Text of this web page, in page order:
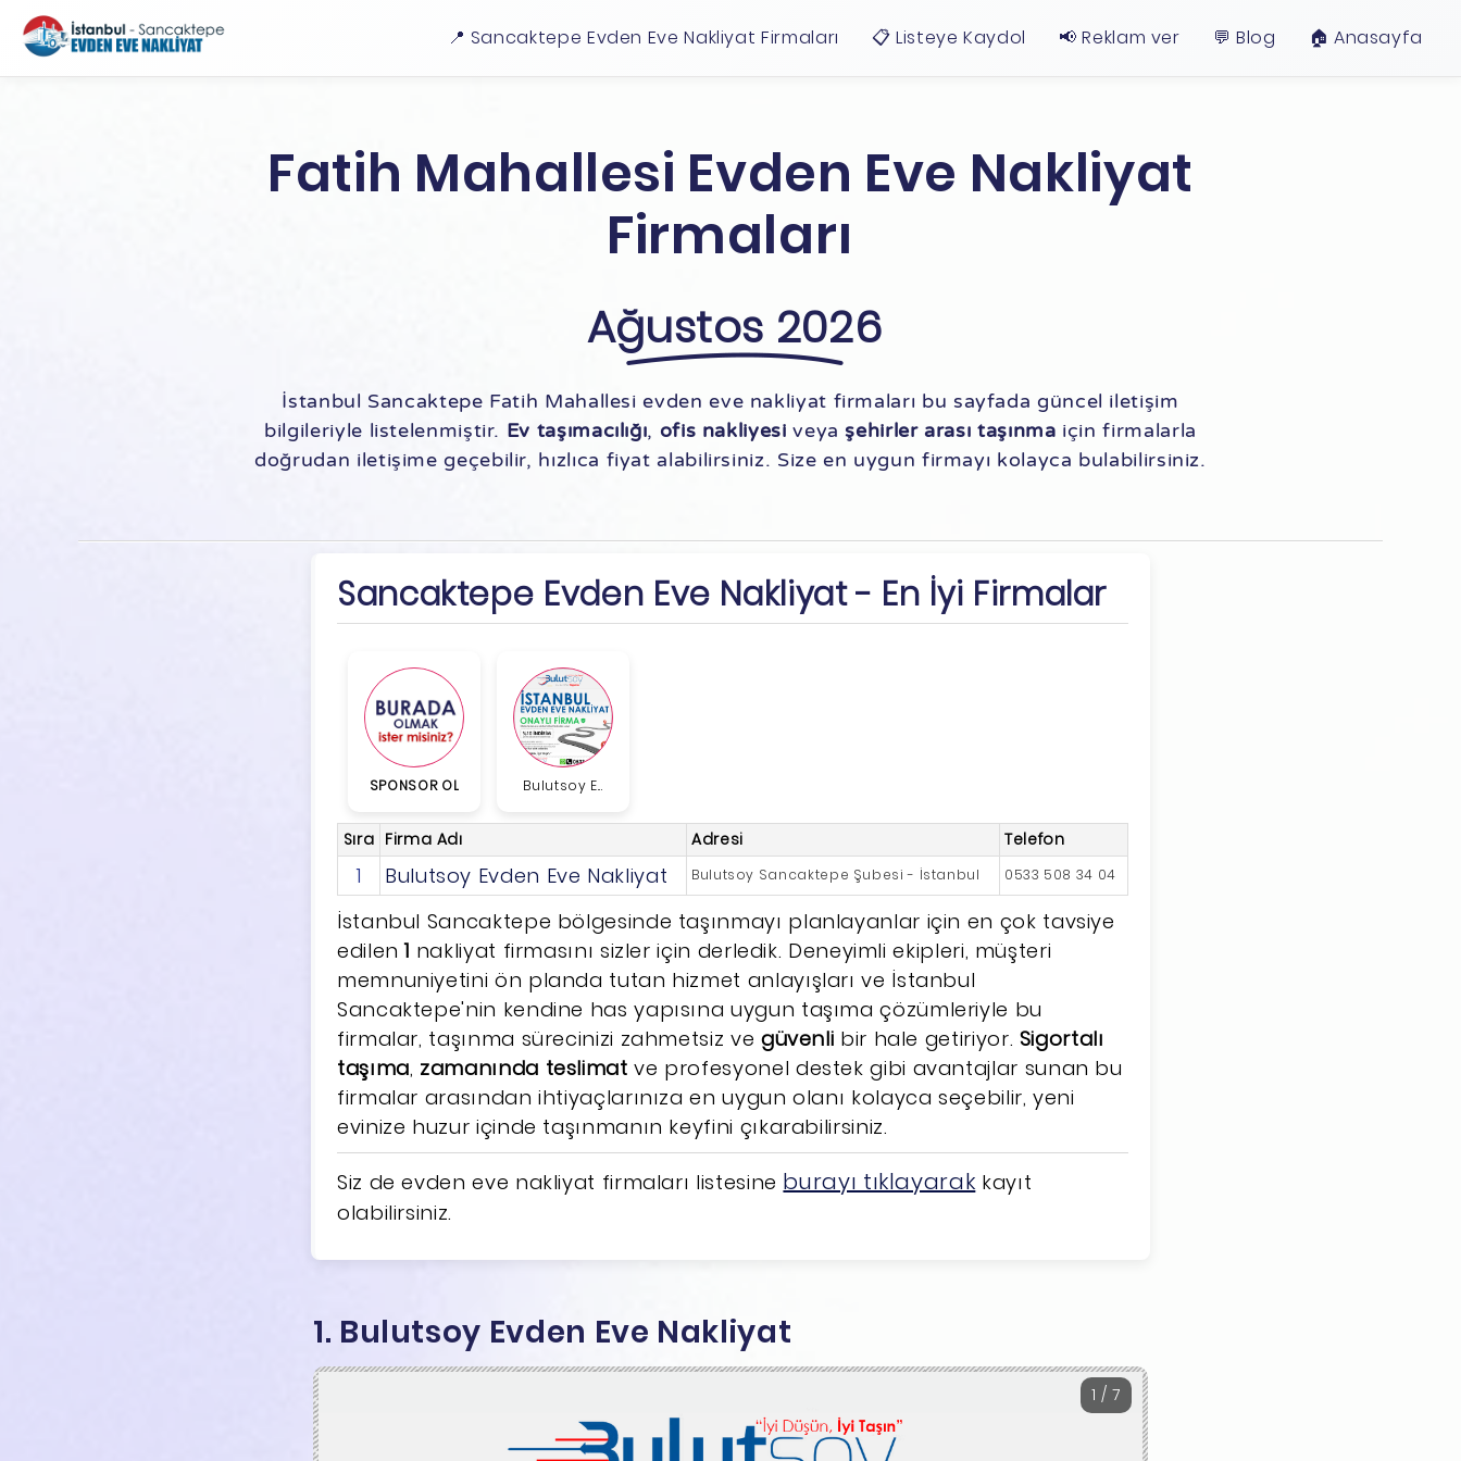
📍 Sancaktepe Evden Eve Nakliyat Firmaları 📋 Listeye Kaydol 📢 Reklam ver 💬 Blog 🏠︎ Anasayfa
Fatih Mahallesi Evden Eve Nakliyat
Firmaları
Ağustos 2026
İstanbul Sancaktepe Fatih Mahallesi evden eve nakliyat firmaları bu sayfada güncel iletişim
bilgileriyle listelenmiştir. Ev taşımacılığı, ofis nakliyesi veyaşehirler arası taşınma için firmalarla
doğrudan iletişime geçebilir, hızlıca fiyat alabilirsiniz. Size en uygun firmayı kolayca bulabilirsiniz.
Sancaktepe Evden Eve Nakliyat - En İyi Firmalar
SPONSOR OL Bulutsoy E...
Sıra Firma Adı Adresi Telefon
1 Bulutsoy Evden Eve Nakliyat Bulutsoy Sancaktepe Şubesi - İstanbul 0533 508 34 04
İstanbul Sancaktepe bölgesinde taşınmayı planlayanlar için en çok tavsiye
edilen1 nakliyat firmasını sizler için derledik. Deneyimli ekipleri, müşteri
memnuniyetini ön planda tutan hizmet anlayışları ve İstanbul
Sancaktepe'nin kendine has yapısına uygun taşıma çözümleriyle bu
firmalar, taşınma sürecinizi zahmetsiz ve güvenli bir hale getiriyor. Sigortalı
taşıma, zamanında teslimat ve profesyonel destek gibi avantajlar sunan bu
firmalar arasından ihtiyaçlarınıza en uygun olanı kolayca seçebilir, yeni
evinize huzur içinde taşınmanın keyfini çıkarabilirsiniz.
Siz de evden eve nakliyat firmaları listesine burayı tıklayarak kayıt
olabilirsiniz.
1. Bulutsoy Evden Eve Nakliyat
1 / 7